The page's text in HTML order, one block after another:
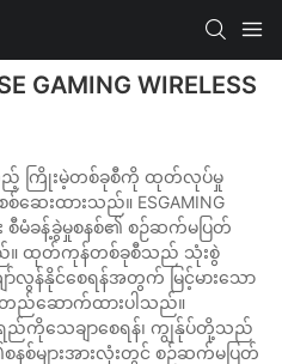
GAMING WIRELESS
ည့် ကြိုးမဲ့တစ်ခုစီကို ထုတ်လုပ်မှု
ဆေးထားသည်။ ESGAMING
ခန့်ခွဲမှုစနစ်၏ စဉ်ဆက်မပြတ်
ထုတ်ကုန်တစ်ခုစီသည် သုံးစွဲ
ာ်လွန်နိုင်စေရန်အတွက် မြင့်မားသော
တည်ဆောက်ထားပါသည်။
ကိုသေချာစေရန်၊ ကျွန်ုပ်တို့သည်
စ်များအားလုံးတွင် စဉ်ဆက်မပြတ်